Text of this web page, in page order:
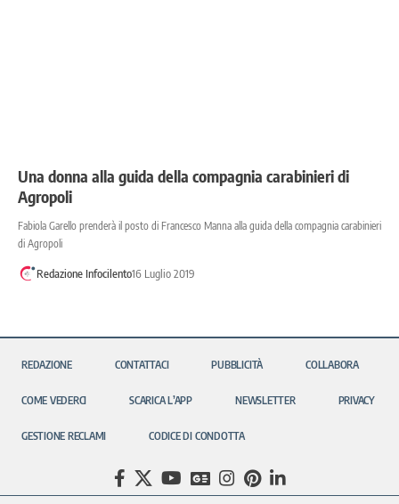
Una donna alla guida della compagnia carabinieri di
Agropoli
Fabiola Garello prenderà il posto di Francesco Manna alla guida della compagnia carabinieri
di Agropoli
Redazione Infocilento16 Luglio 2019
REDAZIONE CONTATTACI PUBBLICITÀ COLLABORA
COME VEDERCI SCARICA L’APP NEWSLETTER PRIVACY
GESTIONE RECLAMI CODICE DI CONDOTTA